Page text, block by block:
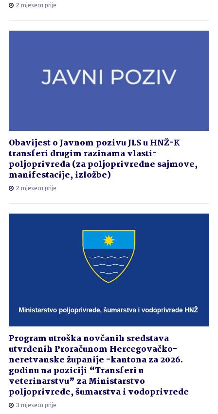
2 mjeseca prije
Obavijest o Javnom pozivu JLS u HNŽ-K
transferi drugim razinama vlasti-
poljoprivreda (za poljoprivredne sajmove,
manifestacije, izložbe)
2 mjeseca prije
Program utroška novčanih sredstava
utvrđenih Proračunom Hercegovačko-
neretvanske županije -kantona za 2026.
godinu na poziciji “Transferi u
veterinarstvu” za Ministarstvo
poljoprivrede, šumarstva i vodoprivrede
3 mjeseca prije